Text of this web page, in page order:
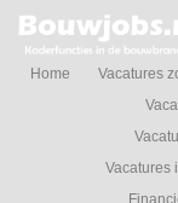
Home Vacatures
Vacatures